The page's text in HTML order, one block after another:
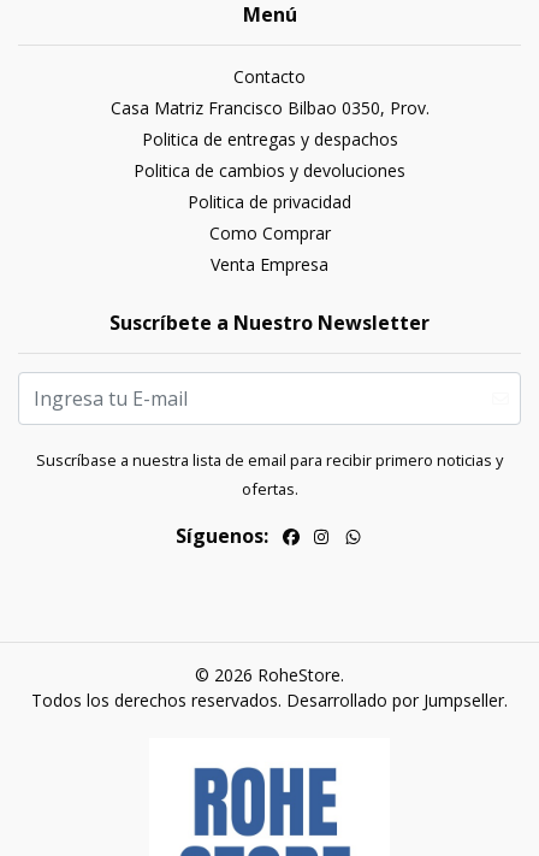
Menú
Contacto
Casa Matriz Francisco Bilbao 0350, Prov.
Politica de entregas y despachos
Politica de cambios y devoluciones
Politica de privacidad
Como Comprar
Venta Empresa
Suscríbete a Nuestro Newsletter
Suscríbase a nuestra lista de email para recibir primero noticias y
ofertas.
Síguenos:
© 2026 RoheStore.
Todos los derechos reservados. Desarrollado por Jumpseller.